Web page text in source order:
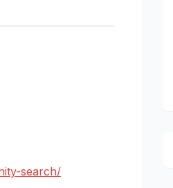
search/